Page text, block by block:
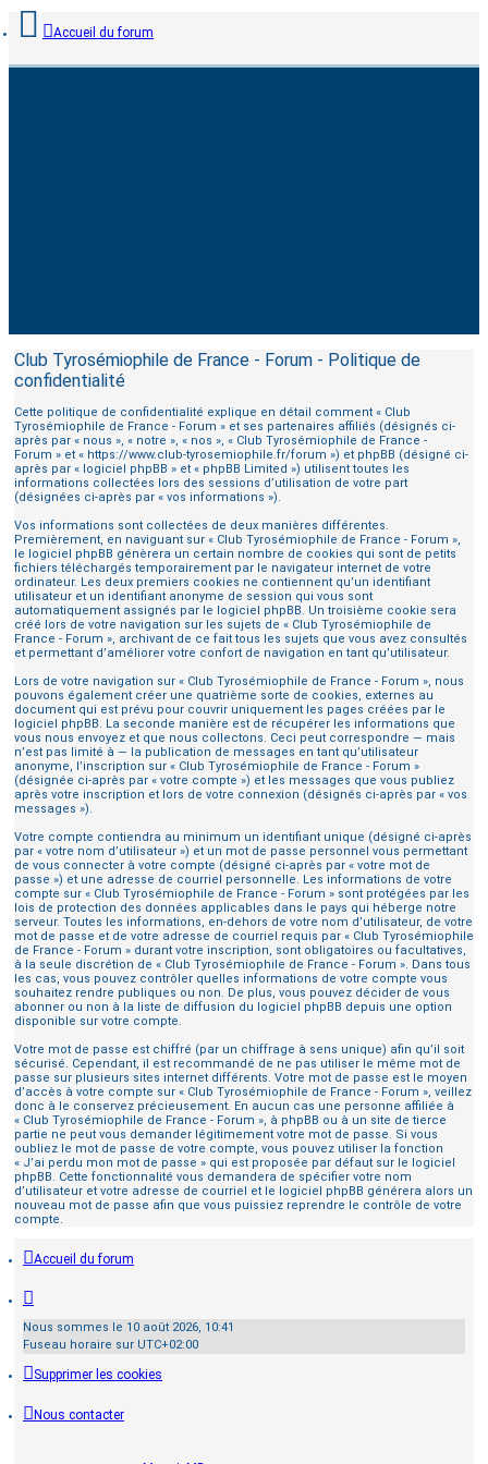
Accueil du forum
Club Tyrosémiophile de France - Forum - Politique de
confidentialité
Cette politique de confidentialité explique en détail comment « Club
Tyrosémiophile de France - Forum » et ses partenaires affiliés (désignés ci-
après par « nous », « notre », « nos », « Club Tyrosémiophile de France -
Forum » et « https://www.club-tyrosemiophile.fr/forum ») et phpBB (désigné ci-
après par « logiciel phpBB » et « phpBB Limited ») utilisent toutes les
informations collectées lors des sessions d’utilisation de votre part
(désignées ci-après par « vos informations »).
Vos informations sont collectées de deux manières différentes.
Premièrement, en naviguant sur « Club Tyrosémiophile de France - Forum »,
le logiciel phpBB génèrera un certain nombre de cookies qui sont de petits
fichiers téléchargés temporairement par le navigateur internet de votre
ordinateur. Les deux premiers cookies ne contiennent qu’un identifiant
utilisateur et un identifiant anonyme de session qui vous sont
automatiquement assignés par le logiciel phpBB. Un troisième cookie sera
créé lors de votre navigation sur les sujets de « Club Tyrosémiophile de
France - Forum », archivant de ce fait tous les sujets que vous avez consultés
et permettant d’améliorer votre confort de navigation en tant qu’utilisateur.
Lors de votre navigation sur « Club Tyrosémiophile de France - Forum », nous
pouvons également créer une quatrième sorte de cookies, externes au
document qui est prévu pour couvrir uniquement les pages créées par le
logiciel phpBB. La seconde manière est de récupérer les informations que
vous nous envoyez et que nous collectons. Ceci peut correspondre — mais
n’est pas limité à — la publication de messages en tant qu’utilisateur
anonyme, l’inscription sur « Club Tyrosémiophile de France - Forum »
(désignée ci-après par « votre compte ») et les messages que vous publiez
après votre inscription et lors de votre connexion (désignés ci-après par « vos
messages »).
Votre compte contiendra au minimum un identifiant unique (désigné ci-après
par « votre nom d’utilisateur ») et un mot de passe personnel vous permettant
de vous connecter à votre compte (désigné ci-après par « votre mot de
passe ») et une adresse de courriel personnelle. Les informations de votre
compte sur « Club Tyrosémiophile de France - Forum » sont protégées par les
lois de protection des données applicables dans le pays qui héberge notre
serveur. Toutes les informations, en-dehors de votre nom d’utilisateur, de votre
mot de passe et de votre adresse de courriel requis par « Club Tyrosémiophile
de France - Forum » durant votre inscription, sont obligatoires ou facultatives,
à la seule discrétion de « Club Tyrosémiophile de France - Forum ». Dans tous
les cas, vous pouvez contrôler quelles informations de votre compte vous
souhaitez rendre publiques ou non. De plus, vous pouvez décider de vous
abonner ou non à la liste de diffusion du logiciel phpBB depuis une option
disponible sur votre compte.
Votre mot de passe est chiffré (par un chiffrage à sens unique) afin qu’il soit
sécurisé. Cependant, il est recommandé de ne pas utiliser le même mot de
passe sur plusieurs sites internet différents. Votre mot de passe est le moyen
d’accès à votre compte sur « Club Tyrosémiophile de France - Forum », veillez
donc à le conservez précieusement. En aucun cas une personne affiliée à
« Club Tyrosémiophile de France - Forum », à phpBB ou à un site de tierce
partie ne peut vous demander légitimement votre mot de passe. Si vous
oubliez le mot de passe de votre compte, vous pouvez utiliser la fonction
« J’ai perdu mon mot de passe » qui est proposée par défaut sur le logiciel
phpBB. Cette fonctionnalité vous demandera de spécifier votre nom
d’utilisateur et votre adresse de courriel et le logiciel phpBB générera alors un
nouveau mot de passe afin que vous puissiez reprendre le contrôle de votre
compte.
Accueil du forum
Nous sommes le 10 août 2026, 10:41
Fuseau horaire sur UTC+02:00
Supprimer les cookies
Nous contacter